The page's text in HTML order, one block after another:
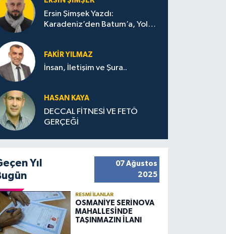
Ersin Şimşek Yazdı:
Karadeniz’den Batum’a, Yolun
FAKIR YILMAZ
İnsan, İletişim ve Şura..
HASAN KAYA
DECCAL FİTNESİ VE FETÖ
GERÇEĞİ
Yıl
07 Ağustos
2025
RESMI İLANLAR
OSMANİYE SERİNOVA
MAHALLESİNDE
TAŞINMAZIN İLANI